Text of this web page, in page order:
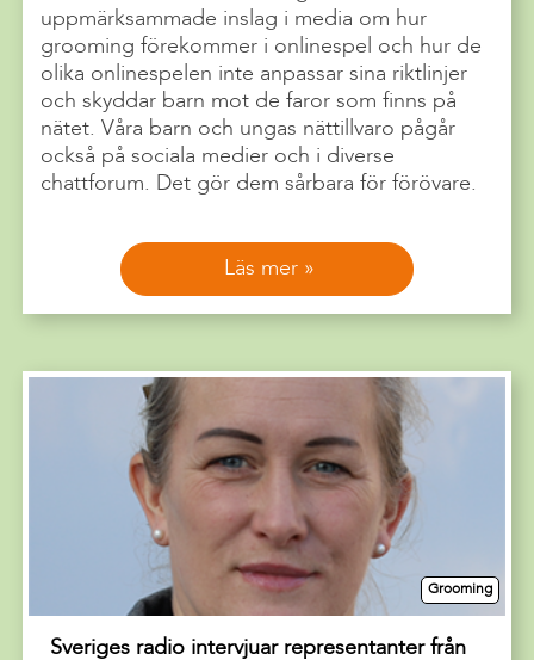
uppmärksammade inslag i media om hur
grooming förekommer i onlinespel och hur de
olika onlinespelen inte anpassar sina riktlinjer
och skyddar barn mot de faror som finns på
nätet. Våra barn och ungas nättillvaro pågår
också på sociala medier och i diverse
chattforum. Det gör dem sårbara för förövare.
Läs mer
Grooming
Sveriges radio intervjuar representanter från